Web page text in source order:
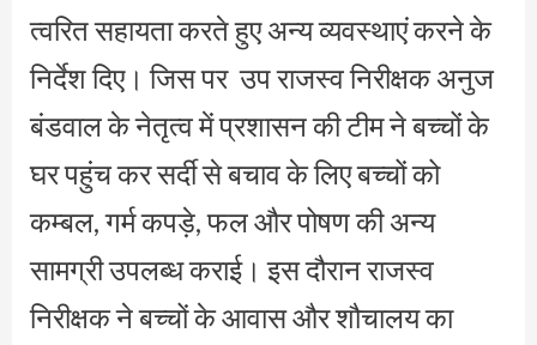
त्वरित सहायता करते हुए अन्य व्यवस्थाएं करने के
निर्देश दिए। जिस पर उप राजस्व निरीक्षक अनुज
बंडवाल के नेतृत्व में प्रशासन की टीम ने बच्चों के
घर पहुंच कर सर्दी से बचाव के लिए बच्चों को
कम्बल, गर्म कपड़े, फल और पोषण की अन्य
सामग्री उपलब्ध कराई। इस दौरान राजस्व
निरीक्षक ने बच्चों के आवास और शौचालय का